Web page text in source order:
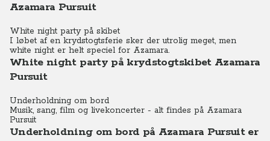
Azamara Pursuit
White night party på skibet
I løbet af en krydstogtsferie sker der utrolig meget, men
white night er helt speciel for Azamara.
White night party på krydstogtskibet Azamara
Pursuit
Underholdning om bord
Musik, sang, film og livekoncerter - alt findes på Azamara
Pursuit
Underholdning om bord på Azamara Pursuit er